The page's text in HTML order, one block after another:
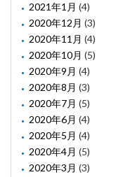
2021年1月 (4)
2020年12月 (3)
2020年11月 (4)
2020年10月 (5)
2020年9月 (4)
2020年8月 (3)
2020年7月 (5)
2020年6月 (4)
2020年5月 (4)
2020年4月 (5)
2020年3月 (3)